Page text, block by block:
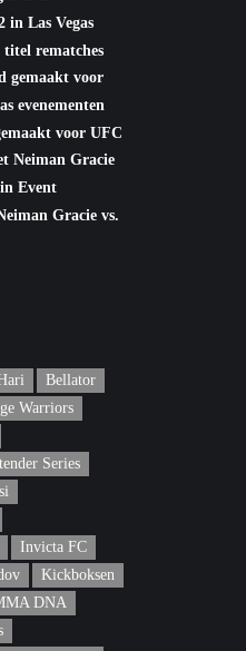
rematches
voor UFC
Gracie vs.
Bellator
Warriors
Series
Invicta FC
Kickboksen
DNA